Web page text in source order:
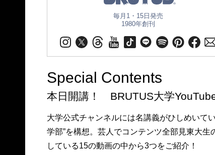
毎月1・15日発売
1980年創刊
Special Contents
本日開講！ BRUTUS大学
大学公式チャンネルには名講義がひしめいて
学部”を構想。芸人でコンテンツ全部見東大
している15の動画の中から3つをご紹介！